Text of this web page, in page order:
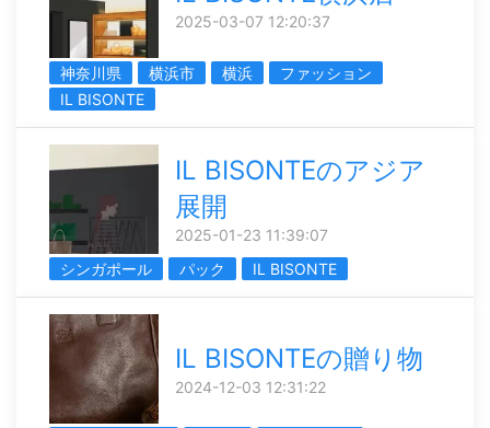
2025-03-07 12:20:37
神奈川県 横浜市 横浜
ファッション
IL BISONTE
IL BISONTEのアジア
展開
2025-01-23 11:39:07
シンガポール
パック IL BISONTE
IL BISONTEの贈り物
2024-12-03 12:31:22